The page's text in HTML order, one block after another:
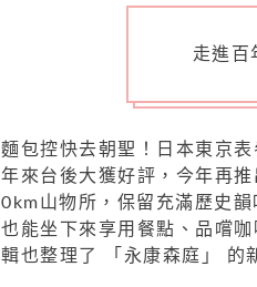
走進百
麵包控快去朝聖！日本東京
年來台後大獲好評，今年再
0km山物所，保留充滿歷史
也能坐下來享用餐點、品嚐
輯也整理了 「永康森庭」 的